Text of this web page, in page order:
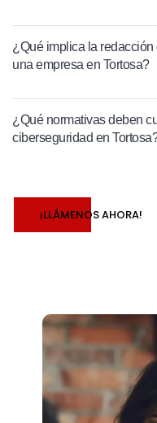
¿Qué implica la
una empresa en Tortosa?
¿Qué normativas deben
ciberseguridad en
¡LLÁMENOS AHORA!